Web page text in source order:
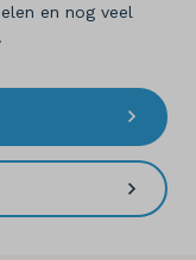
en nog veel
.